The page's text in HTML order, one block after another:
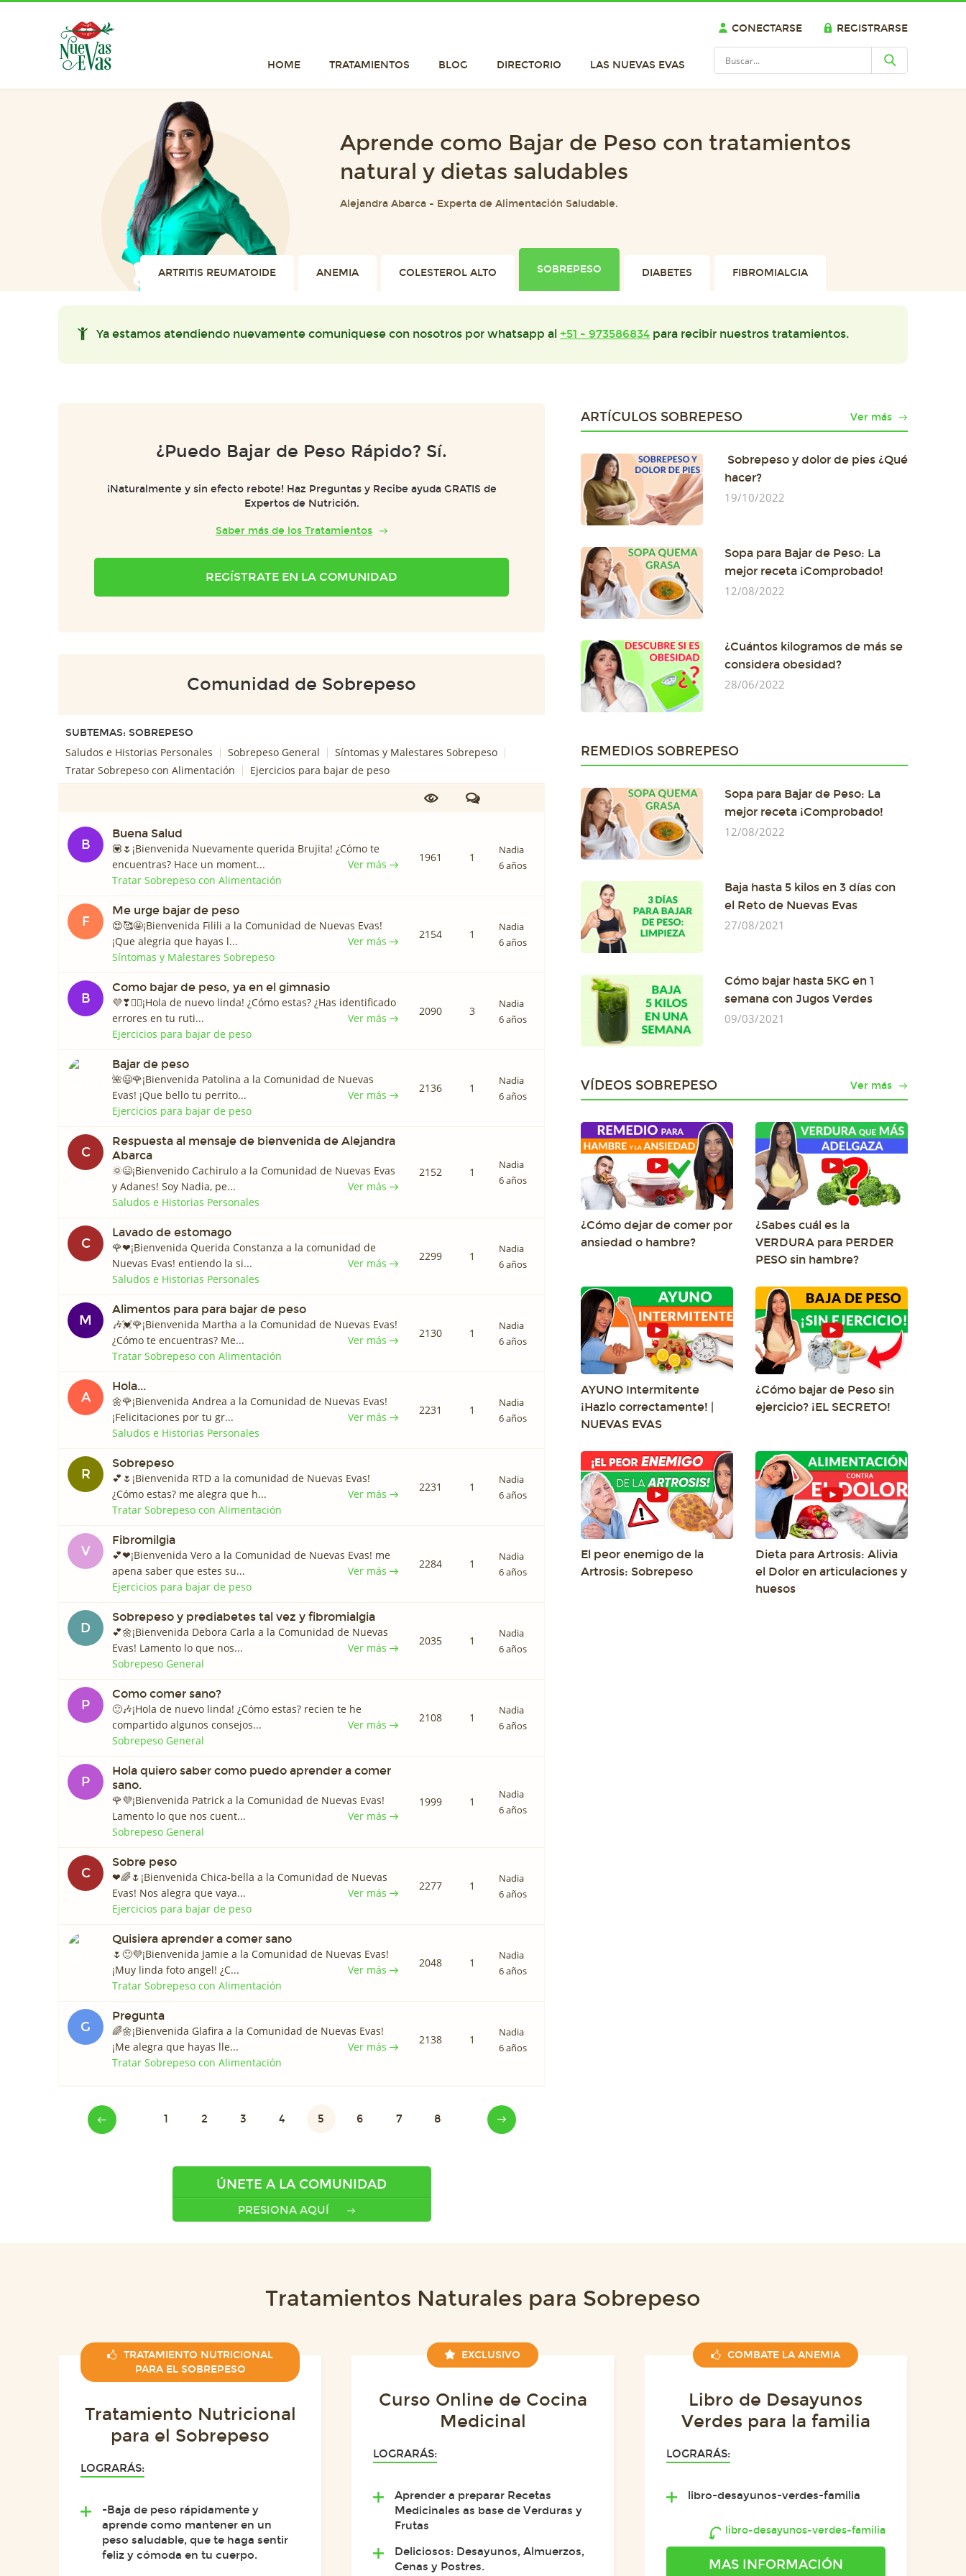
CONECTARSE REGISTRARSE
HOME TRATAMIENTOS BLOG DIRECTORIO LAS NUEVAS EVAS
Aprende como Bajar de Peso con tratamientos
natural y dietas saludables
Alejandra Abarca - Experta de Alimentación Saludable.
ARTRITIS REUMATOIDE ANEMIA COLESTEROL ALTO SOBREPESO DIABETES FIBROMIALGIA
Ya estamos atendiendo nuevamente comuniquese con nosotros por whatsapp al +51 - 973586834 para recibir nuestros tratamientos.
¿Puedo Bajar de Peso Rápido? Sí.
¡Naturalmente y sin efecto rebote! Haz Preguntas y Recibe ayuda GRATIS de
Expertos de Nutrición.
Saber más de los Tratamientos
REGÍSTRATE EN LA COMUNIDAD
Comunidad de Sobrepeso
SUBTEMAS: SOBREPESO
Saludos e Historias Personales Sobrepeso General
Síntomas y Malestares Sobrepeso
Tratar Sobrepeso con Alimentación
Ejercicios para bajar de peso
B
Buena Salud
💟🌷¡Bienvenida Nuevamente querida Brujita! ¿Cómo te
encuentras? Hace un moment...
Ver más
Tratar Sobrepeso con Alimentación
1961 1
Nadia
6 años
F
Me urge bajar de peso
😍🥰🤩¡Bienvenida Filili a la Comunidad de Nuevas Evas!
¡Que alegria que hayas l...
Ver más
Síntomas y Malestares Sobrepeso
2154 1
Nadia
6 años
B
Como bajar de peso, ya en el gimnasio
💜❣🙋‍♀️¡Hola de nuevo linda! ¿Cómo estas? ¿Has identificado
errores en tu ruti...
Ver más
Ejercicios para bajar de peso
2090 3
Nadia
6 años
Bajar de peso
🌺😃🌹¡Bienvenida Patolina a la Comunidad de Nuevas
Evas! ¡Que bello tu perrito...
Ver más
Ejercicios para bajar de peso
2136 1
Nadia
6 años
C
Respuesta al mensaje de bienvenida de Alejandra
Abarca
🌞😃¡Bienvenido Cachirulo a la Comunidad de Nuevas Evas
y Adanes! Soy Nadia, pe...
Ver más
Saludos e Historias Personales
2152 1
Nadia
6 años
C
Lavado de estomago
🌹❤¡Bienvenida Querida Constanza a la comunidad de
Nuevas Evas! entiendo la si...
Ver más
Saludos e Historias Personales
2299 1
Nadia
6 años
M
Alimentos para para bajar de peso
🎶💓🌹¡Bienvenida Martha a la Comunidad de Nuevas Evas!
¿Cómo te encuentras? Me...
Ver más
Tratar Sobrepeso con Alimentación
2130 1
Nadia
6 años
A
Hola...
🌼🌹¡Bienvenida Andrea a la Comunidad de Nuevas Evas!
¡Felicitaciones por tu gr...
Ver más
Saludos e Historias Personales
2231 1
Nadia
6 años
R
Sobrepeso
💕🌷¡Bienvenida RTD a la comunidad de Nuevas Evas!
¿Cómo estas? me alegra que h...
Ver más
Tratar Sobrepeso con Alimentación
2231 1
Nadia
6 años
V
Fibromilgia
💕❤¡Bienvenida Vero a la Comunidad de Nuevas Evas! me
apena saber que estes su...
Ver más
Ejercicios para bajar de peso
2284 1
Nadia
6 años
D
Sobrepeso y prediabetes tal vez y fibromialgia
💕🌼¡Bienvenida Debora Carla a la Comunidad de Nuevas
Evas! Lamento lo que nos...
Ver más
Sobrepeso General
2035 1
Nadia
6 años
P
Como comer sano?
🙂🎶¡Hola de nuevo linda! ¿Cómo estas? recien te he
compartido algunos consejos...
Ver más
Sobrepeso General
2108 1
Nadia
6 años
P
Hola quiero saber como puedo aprender a comer
sano.
🌹💜¡Bienvenida Patrick a la Comunidad de Nuevas Evas!
Lamento lo que nos cuent...
Ver más
Sobrepeso General
1999 1
Nadia
6 años
C
Sobre peso
❤🌈🌷¡Bienvenida Chica-bella a la Comunidad de Nuevas
Evas! Nos alegra que vaya...
Ver más
Ejercicios para bajar de peso
2277 1
Nadia
6 años
Quisiera aprender a comer sano
🌷🙂💜¡Bienvenida Jamie a la Comunidad de Nuevas Evas!
¡Muy linda foto angel! ¿C...
Ver más
Tratar Sobrepeso con Alimentación
2048 1
Nadia
6 años
G
Pregunta
🌈🌼¡Bienvenida Glafira a la Comunidad de Nuevas Evas!
¡Me alegra que hayas lle...
Ver más
Tratar Sobrepeso con Alimentación
2138 1
Nadia
6 años
1 2 3 4 5 6 7 8
ÚNETE A LA COMUNIDAD
PRESIONA AQUÍ
ARTÍCULOS SOBREPESO Ver más
Sobrepeso y dolor de pies ¿Qué
hacer?
19/10/2022
Sopa para Bajar de Peso: La
mejor receta ¡Comprobado!
12/08/2022
¿Cuántos kilogramos de más se
considera obesidad?
28/06/2022
REMEDIOS SOBREPESO
Sopa para Bajar de Peso: La
mejor receta ¡Comprobado!
12/08/2022
Baja hasta 5 kilos en 3 días con
el Reto de Nuevas Evas
27/08/2021
Cómo bajar hasta 5KG en 1
semana con Jugos Verdes
09/03/2021
VÍDEOS SOBREPESO Ver más
¿Cómo dejar de comer por
ansiedad o hambre?
¿Sabes cuál es la
VERDURA para PERDER
PESO sin hambre?
AYUNO Intermitente
¡Hazlo correctamente! |
NUEVAS EVAS
¿Cómo bajar de Peso sin
ejercicio? ¡EL SECRETO!
El peor enemigo de la
Artrosis: Sobrepeso
Dieta para Artrosis: Alivia
el Dolor en articulaciones y
huesos
Tratamientos Naturales para Sobrepeso
TRATAMIENTO NUTRICIONAL
PARA EL SOBREPESO
Tratamiento Nutricional
para el Sobrepeso
LOGRARÁS:
-Baja de peso rápidamente y
aprende como mantener en un
peso saludable, que te haga sentir
feliz y cómoda en tu cuerpo.
EXCLUSIVO
Curso Online de Cocina
Medicinal
LOGRARÁS:
Aprender a preparar Recetas
Medicinales as base de Verduras y
Frutas
Deliciosos: Desayunos, Almuerzos,
Cenas y Postres.
COMBATE LA ANEMIA
Libro de Desayunos
Verdes para la familia
LOGRARÁS:
libro-desayunos-verdes-familia
libro-desayunos-verdes-familia
MAS INFORMACIÓN